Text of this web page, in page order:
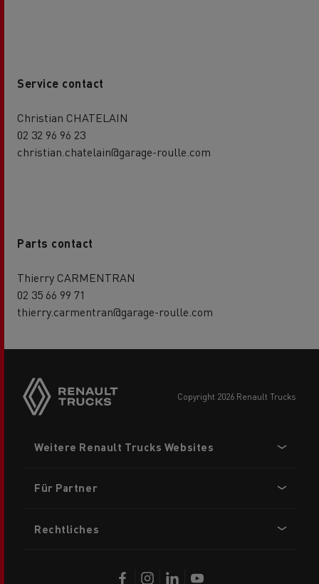
Service contact
Christian CHATELAIN
02 32 96 96 23
christian.chatelain@garage-roulle.com
Parts contact
Thierry CARMENTRAN
02 35 66 99 71
thierry.carmentran@garage-roulle.com
buttons
copyright 2026 Renault Trucks
menu
Weitere Renault Trucks Websites
Für Partner
Rechtliches